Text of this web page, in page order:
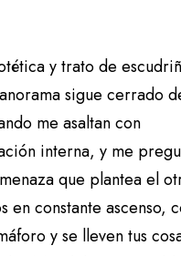
r
t
y trato de
sigue cerrado
me asaltan con
interna, y me
que plantea el
en constante ascenso,
y se lleven tus